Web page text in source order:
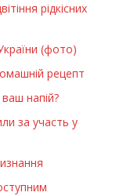
рідкісних
(фото)
рецепт
напій?
за участь у